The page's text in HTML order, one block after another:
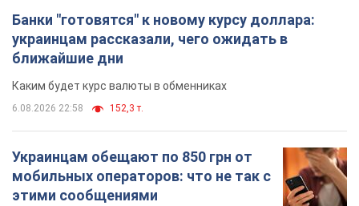
Банки "готовятся" к новому курсу доллара:
украинцам рассказали, чего ожидать в
ближайшие дни
Каким будет курс валюты в обменниках
6.08.2026 22:58 152,3 т.
Украинцам обещают по 850 грн от
мобильных операторов: что не так с
этими сообщениями